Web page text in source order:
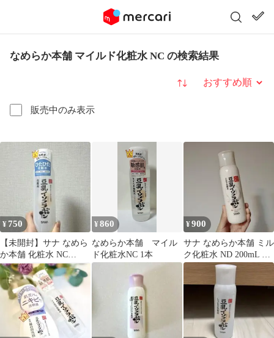
なめらか本舗 マイルド化粧水 NC の検索結果
販売中のみ表示
並び替え
¥ 750
【未開封】サナ なめら
か本舗 化粧水 NC
200ml
¥860
なめらか本舗 マイル
ド化粧水NC 1本
¥900
サナ なめらか本舗 ミル
ク化粧水 ND 200mL 豆
乳イソフラボン